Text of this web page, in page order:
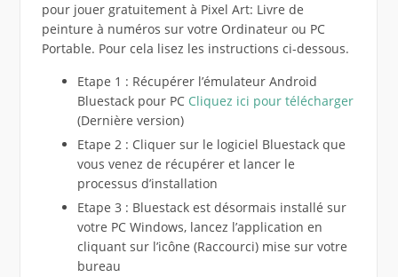
pour jouer gratuitement à Pixel Art: Livre de
peinture à numéros sur votre Ordinateur ou PC
Portable. Pour cela lisez les instructions ci-dessous.
Etape 1 : Récupérer l’émulateur Android
Bluestack pour PC Cliquez ici pour télécharger
(Dernière version)
Etape 2 : Cliquer sur le logiciel Bluestack que
vous venez de récupérer et lancer le
processus d’installation
Etape 3 : Bluestack est désormais installé sur
votre PC Windows, lancez l’application en
cliquant sur l’icône (Raccourci) mise sur votre
bureau